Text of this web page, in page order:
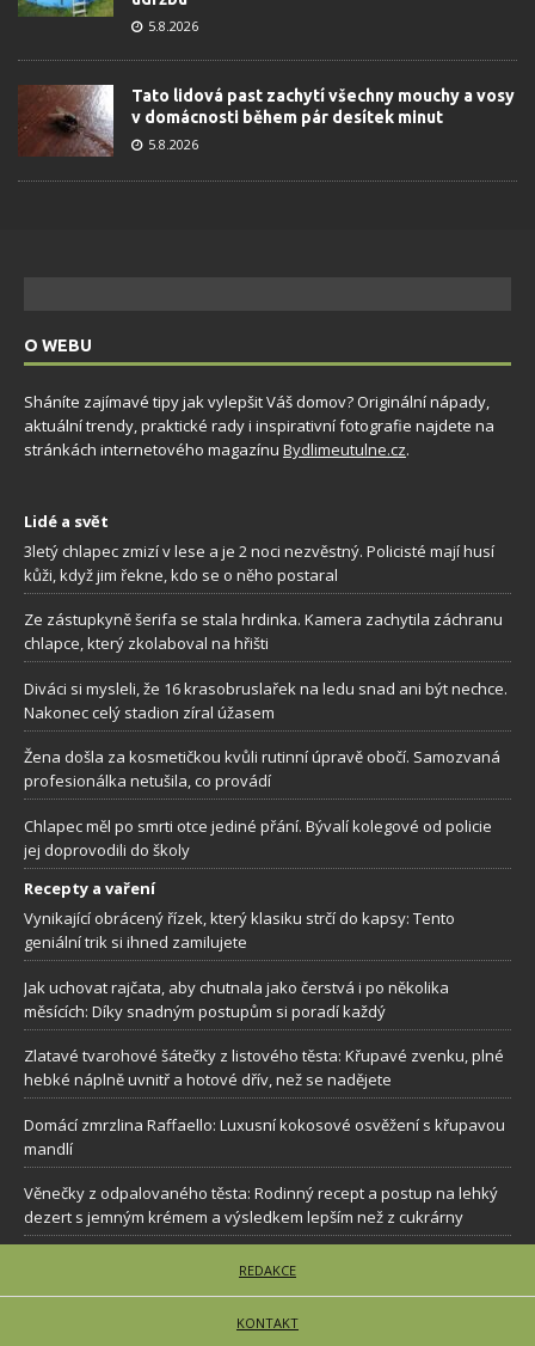
5.8.2026
Tato lidová past zachytí všechny mouchy a vosy
v domácnosti během pár desítek minut
5.8.2026
O WEBU
Sháníte zajímavé tipy jak vylepšit Váš domov? Originální nápady,
aktuální trendy, praktické rady i inspirativní fotografie najdete na
stránkách internetového magazínu Bydlimeutulne.cz.
Lidé a svět
3letý chlapec zmizí v lese a je 2 noci nezvěstný. Policisté mají husí
kůži, když jim řekne, kdo se o něho postaral
Ze zástupkyně šerifa se stala hrdinka. Kamera zachytila záchranu
chlapce, který zkolaboval na hřišti
Diváci si mysleli, že 16 krasobruslařek na ledu snad ani být nechce.
Nakonec celý stadion zíral úžasem
Žena došla za kosmetičkou kvůli rutinní úpravě obočí. Samozvaná
profesionálka netušila, co provádí
Chlapec měl po smrti otce jediné přání. Bývalí kolegové od policie
jej doprovodili do školy
Recepty a vaření
Vynikající obrácený řízek, který klasiku strčí do kapsy: Tento
geniální trik si ihned zamilujete
Jak uchovat rajčata, aby chutnala jako čerstvá i po několika
měsících: Díky snadným postupům si poradí každý
Zlatavé tvarohové šátečky z listového těsta: Křupavé zvenku, plné
hebké náplně uvnitř a hotové dřív, než se nadějete
Domácí zmrzlina Raffaello: Luxusní kokosové osvěžení s křupavou
mandlí
Věnečky z odpalovaného těsta: Rodinný recept a postup na lehký
dezert s jemným krémem a výsledkem lepším než z cukrárny
REDAKCE
KONTAKT